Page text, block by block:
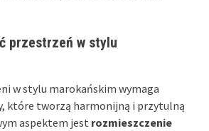
przestrzeń w stylu
w stylu marokańskim wymaga
które tworzą harmonijną i przytulną
aspektem jest rozmieszczenie